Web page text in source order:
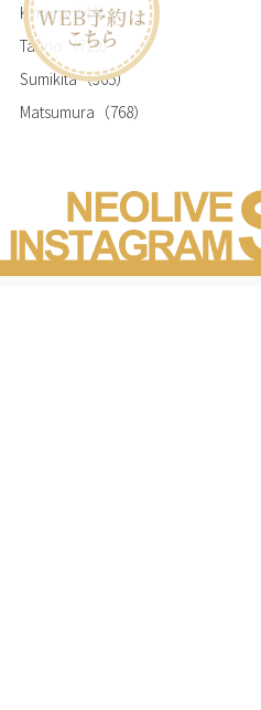
Kimura（44）
Tanno
（719）
Sumikita（365）
Matsumura （768）